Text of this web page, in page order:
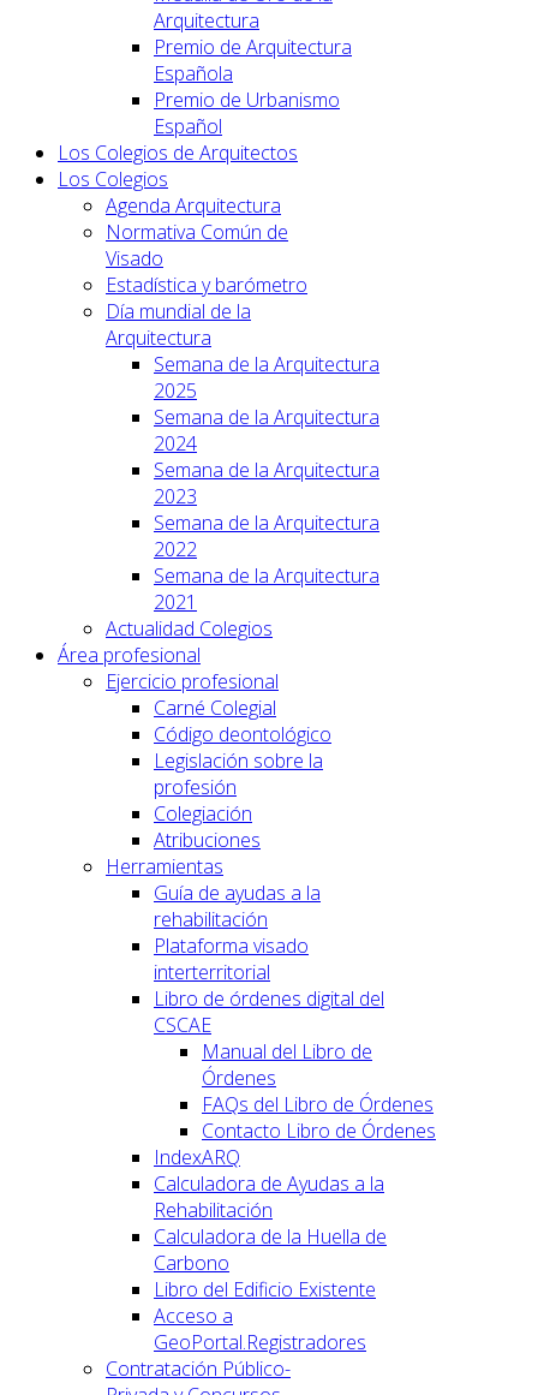
Arquitectura
Premio de Arquitectura
Española
Premio de Urbanismo
Español
Los Colegios de Arquitectos
Los Colegios
Agenda Arquitectura
Normativa Común de
Visado
Estadística y barómetro
Día mundial de la
Arquitectura
Semana de la Arquitectura
2025
Semana de la Arquitectura
2024
Semana de la Arquitectura
2023
Semana de la Arquitectura
2022
Semana de la Arquitectura
2021
Actualidad Colegios
Área profesional
Ejercicio profesional
Carné Colegial
Código deontológico
Legislación sobre la
profesión
Colegiación
Atribuciones
Herramientas
Guía de ayudas a la
rehabilitación
Plataforma visado
interterritorial
Libro de órdenes digital del
CSCAE
Manual del Libro de
Órdenes
FAQs del Libro de Órdenes
Contacto Libro de Órdenes
IndexARQ
Calculadora de Ayudas a la
Rehabilitación
Calculadora de la Huella de
Carbono
Libro del Edificio Existente
Acceso a
GeoPortal.Registradores
Contratación Público-